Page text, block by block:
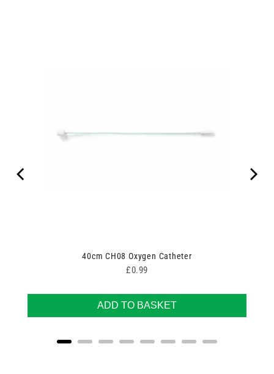
40cm CH08 Oxygen Catheter
Price
£0.99
ADD TO BASKET